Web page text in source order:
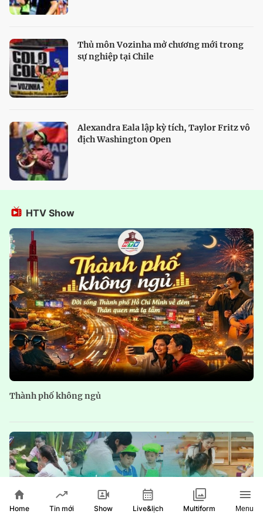
Thủ môn Vozinha mở chương mới trong
sự nghiệp tại Chile
Alexandra Eala lập kỳ tích, Taylor Fritz vô
địch Washington Open
HTV Show
Thành phố không ngủ
Home Tin mới Show Live&lịch Multiform Menu